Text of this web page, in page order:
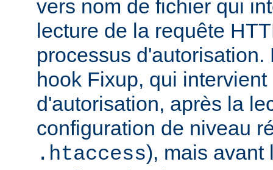
vers nom de fichier qui
lecture de la requête
processus
hook Fixup, qui
d'autorisation, après la
configuration de niveau
.htaccess), mais avant